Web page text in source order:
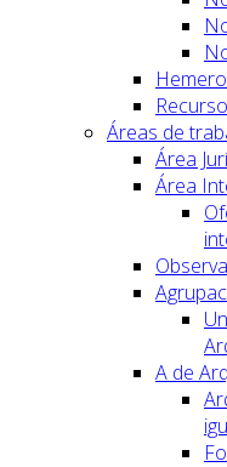
Áreas de
Área
Área
A de